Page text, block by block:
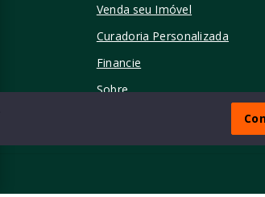
Venda seu Imóvel
Curadoria Personalizada
Financie
Sobre